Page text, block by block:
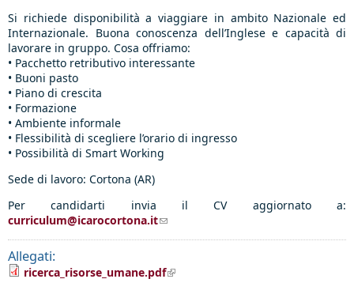
Si richiede disponibilità a viaggiare in ambito Nazionale ed
Internazionale. Buona conoscenza dell’Inglese e capacità di
lavorare in gruppo. Cosa offriamo:
• Pacchetto retributivo interessante
• Buoni pasto
• Piano di crescita
• Formazione
• Ambiente informale
• Flessibilità di scegliere l’orario di ingresso
• Possibilità di Smart Working
Sede di lavoro: Cortona (AR)
Per candidarti invia il CV aggiornato a:
curriculum@icarocortona.it(link sends e-mail)
Allegati:
ricerca_risorse_umane.pdf(link is external)